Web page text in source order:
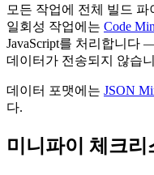
모든 작업에 전체 빌드
일회성 작업에는 Code
JavaScript를 처리합니다
데이터가 전송되지 않습
데이터 포맷에는 JSON
다.
미니파이 체크리